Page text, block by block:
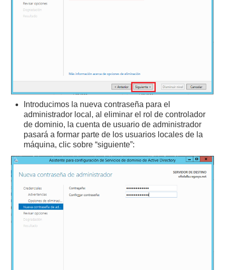
Introducimos la nueva contraseña para el
administrador local, al eliminar el rol de controlador
de dominio, la cuenta de usuario de administrador
pasará a formar parte de los usuarios locales de la
máquina, clic sobre “siguiente”: